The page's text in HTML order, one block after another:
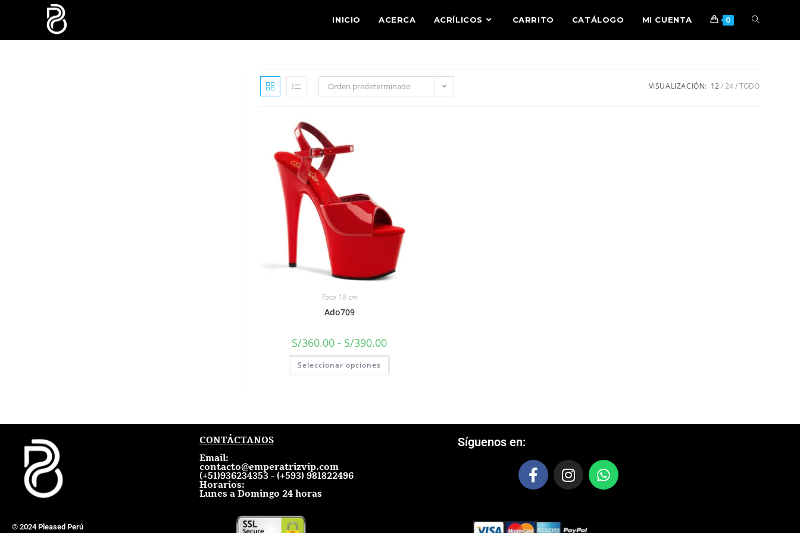
INICIO ACERCA ACRÍLICOS CARRITO CATÁLOGO MI CUENTA 0
Orden predeterminado VISUALIZACIÓN: 12 24 TODO
Taco 18 cm
Ado709
S/360.00 - S/390.00
Seleccionar opciones
CONTÁCTANOS
Email:
contacto@emperatrizvip.com
(+51)936234353 - (+593) 981822496
Horarios:
Lunes a Domingo 24 horas
Síguenos en:
© 2024 Pleased Perú